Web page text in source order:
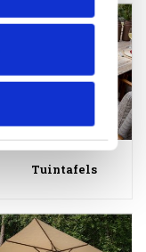
Tuintafels